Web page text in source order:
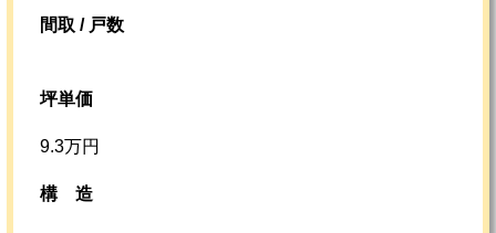
間取 / 戸数
坪単価
9.3万円
構造